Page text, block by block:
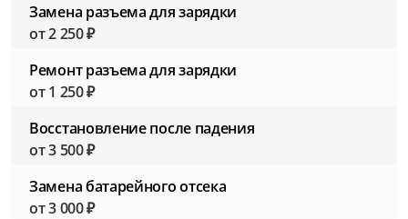
Замена разъема для зарядки
от 2 250 ₽
Ремонт разъема для зарядки
от 1 250 ₽
Восстановление после падения
от 3 500 ₽
Замена батарейного отсека
от 3 000 ₽